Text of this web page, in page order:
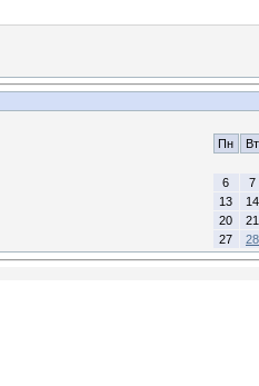
Пн Вт
6
7
13
14
20
21
27
28